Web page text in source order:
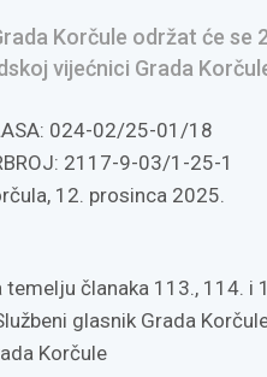
Korčule održat će se
vijećnici Grada
024-02/25-01/18
2117-9-03/1-25-1
12. prosinca 2025.
temelju članaka 113., 114. i
glasnik Grada
Korčule